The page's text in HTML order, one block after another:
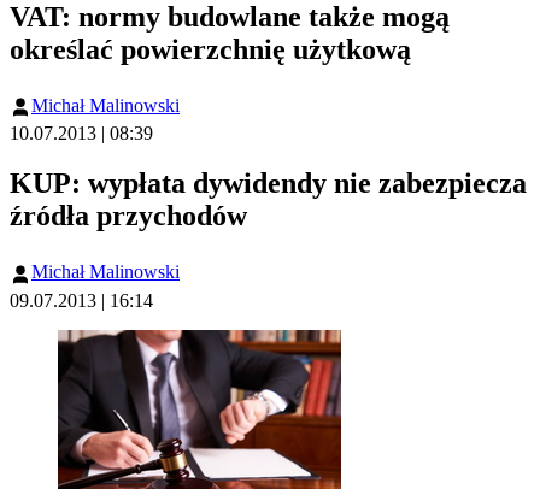
VAT: normy budowlane także mogą
określać powierzchnię użytkową
Michał Malinowski
10.07.2013 | 08:39
KUP: wypłata dywidendy nie zabezpiecza
źródła przychodów
Michał Malinowski
09.07.2013 | 16:14